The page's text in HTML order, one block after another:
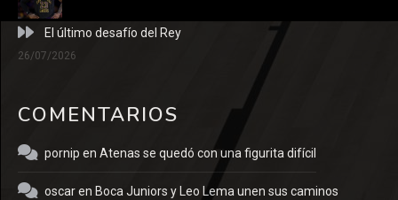
El último desafío del Rey
26/07/2026
COMENTARIOS
pornip en Atenas se quedó con una figurita difícil
oscaren Boca Juniors y Leo Lema unen sus caminos